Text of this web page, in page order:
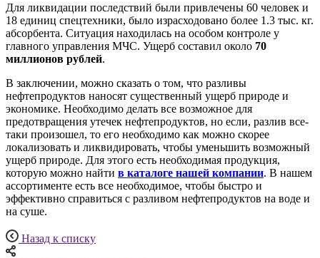
Для ликвидации последствий были привлечены 60 человек и
18 единиц спецтехники, было израсходовано более 1.3 тыс. кг.
абсорбента. Ситуация находилась на особом контроле у
главного управления МЧС. Ущерб составил около 70
миллионов рублей.
В заключении, можно сказать о том, что разливы
нефтепродуктов наносят существенный ущерб природе и
экономике. Необходимо делать все возможное для
предотвращения утечек нефтепродуктов, но если, разлив все-
таки произошел, то его необходимо как можно скорее
локализовать и ликвидировать, чтобы уменьшить возможный
ущерб природе. Для этого есть необходимая продукция,
которую можно найти в каталоге нашей компании. В нашем
ассортименте есть все необходимое, чтобы быстро и
эффективно справиться с разливом нефтепродуктов на воде и
на суше.
Назад к списку